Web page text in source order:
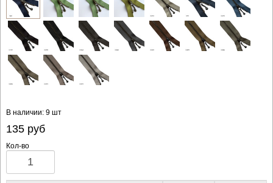
В наличии: 9 шт
135руб
Кол-во